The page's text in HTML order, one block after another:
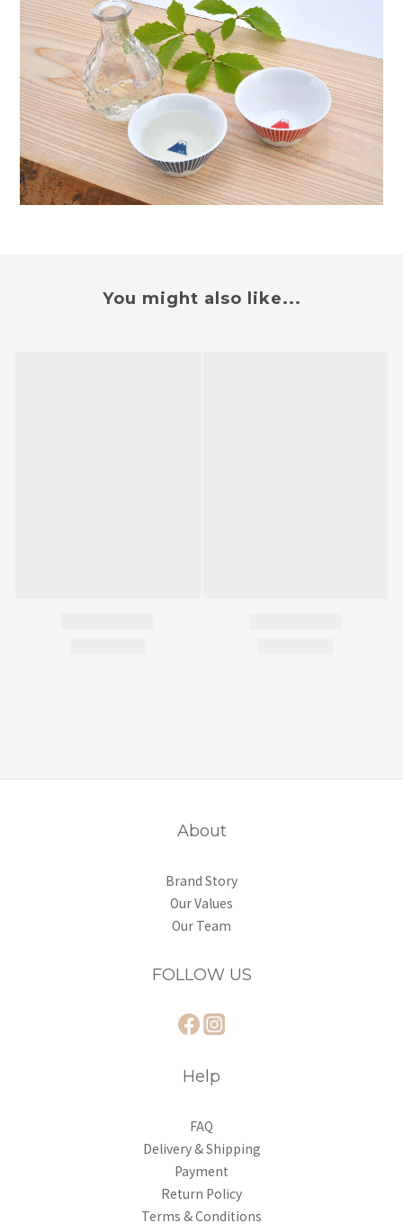
You might also like...
About
Brand Story
Our Values
Our Team
FOLLOW US
Help
FAQ
Delivery & Shipping
Payment
Return Policy
Terms & Conditions